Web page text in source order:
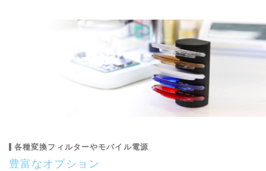
各種変換フィルターやモバイル電源
豊富なオプション